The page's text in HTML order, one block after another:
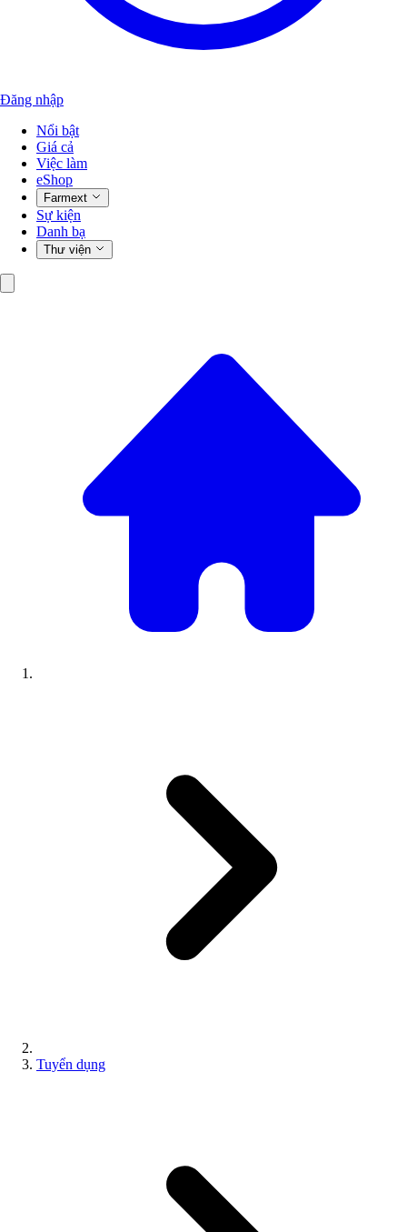
Đăng nhập
Nổi bật
Giá cả
Việc làm
eShop
Farmext
Sự kiện
Danh bạ
Thư viện
Tuyển dụng